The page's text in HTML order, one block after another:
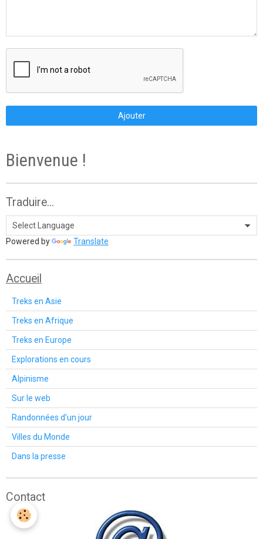
Ajouter
Bienvenue !
Traduire...
Powered by Translate
Accueil
Treks en Asie
Treks en Afrique
Treks en Europe
Explorations en cours
Alpinisme
Sur le web
Randonnées d'un jour
Villes du Monde
Dans la presse
Contact